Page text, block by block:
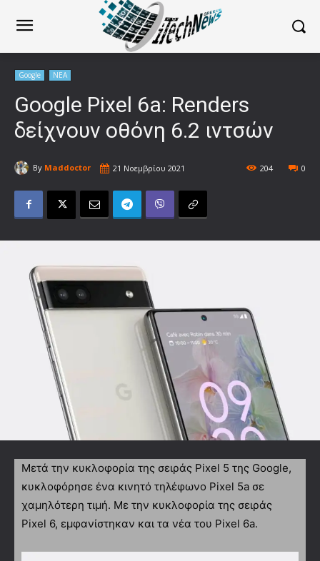
Google ΝΕΑ
Google Pixel 6a: Renders
δείχνουν οθόνη 6.2 ιντσών
By Maddoctor 21 Νοεμβρίου 2021 0
204
Μετά την κυκλοφορία της σειράς Pixel 5 της Google,
κυκλοφόρησε ένα κινητό τηλέφωνο Pixel 5a σε
χαμηλότερη τιμή. Με την κυκλοφορία της σειράς
Pixel 6, εμφανίστηκαν και τα νέα του Pixel 6a.